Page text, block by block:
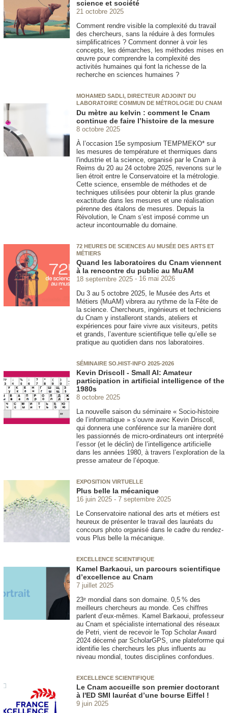
science et société
21 octobre 2025
Comment rendre visible la complexité du travail
des chercheurs, sans la réduire à des formules
simplificatrices ? Comment donner à voir les
concepts, les démarches, les méthodes mises en
œuvre pour comprendre la complexité des
activités humaines qui font la richesse de la
recherche en sciences humaines ?
MOHAMED SADLI, DIRECTEUR ADJOINT DU
LABORATOIRE COMMUN DE MÉTROLOGIE DU CNAM
Du mètre au kelvin : comment le Cnam
continue de faire l’histoire de la mesure
8 octobre 2025
À l’occasion 15e symposium TEMPMEKO* sur
les mesures de température et thermiques dans
l'industrie et la science, organisé par le Cnam à
Reims du 20 au 24 octobre 2025, revenons sur le
lien étroit entre le Conservatoire et la métrologie.
Cette science, ensemble de méthodes et de
techniques utilisées pour obtenir la plus grande
exactitude dans les mesures et une réalisation
pérenne des étalons de mesures. Depuis la
Révolution, le Cnam s’est imposé comme un
acteur incontournable du domaine.
72 HEURES DE SCIENCES AU MUSÉE DES ARTS ET
MÉTIERS
Quand les laboratoires du Cnam viennent
à la rencontre du public au MuAM
18 septembre 2025
16 mai 2026
Du 3 au 5 octobre 2025, le Musée des Arts et
Métiers (MuAM) vibrera au rythme de la Fête de
la science. Chercheurs, ingénieurs et techniciens
du Cnam y installeront stands, ateliers et
expériences pour faire vivre aux visiteurs, petits
et grands, l’aventure scientifique telle qu’elle se
pratique au quotidien dans nos laboratoires.
SÉMINAIRE SO.HIST-INFO 2025-2026
Kevin Driscoll - Small AI: Amateur
participation in artificial intelligence of the
1980s
8 octobre 2025
La nouvelle saison du séminaire « Socio-histoire
de l’informatique » s’ouvre avec Kevin Driscoll,
qui donnera une conférence sur la manière dont
les passionnés de micro-ordinateurs ont interprété
l’essor (et le déclin) de l’intelligence artificielle
dans les années 1980, à travers l’exploration de la
presse amateur de l’époque.
EXPOSITION VIRTUELLE
Plus belle la mécanique
16 juin 2025
7 septembre 2025
Le Conservatoire national des arts et métiers est
heureux de présenter le travail des lauréats du
concours photo organisé dans le cadre du rendez-
vous Plus belle la mécanique.
EXCELLENCE SCIENTIFIQUE
Kamel Barkaoui, un parcours scientifique
d’excellence au Cnam
7 juillet 2025
23ᵉ mondial dans son domaine. 0,5 % des
meilleurs chercheurs au monde. Ces chiffres
parlent d’eux-mêmes. Kamel Barkaoui, professeur
au Cnam et spécialiste international des réseaux
de Petri, vient de recevoir le Top Scholar Award
2024 décerné par ScholarGPS, une plateforme qui
identifie les chercheurs les plus influents au
niveau mondial, toutes disciplines confondues.
EXCELLENCE SCIENTIFIQUE
Le Cnam accueille son premier doctorant
à l'ED SMI lauréat d’une bourse Eiffel !
9 juin 2025